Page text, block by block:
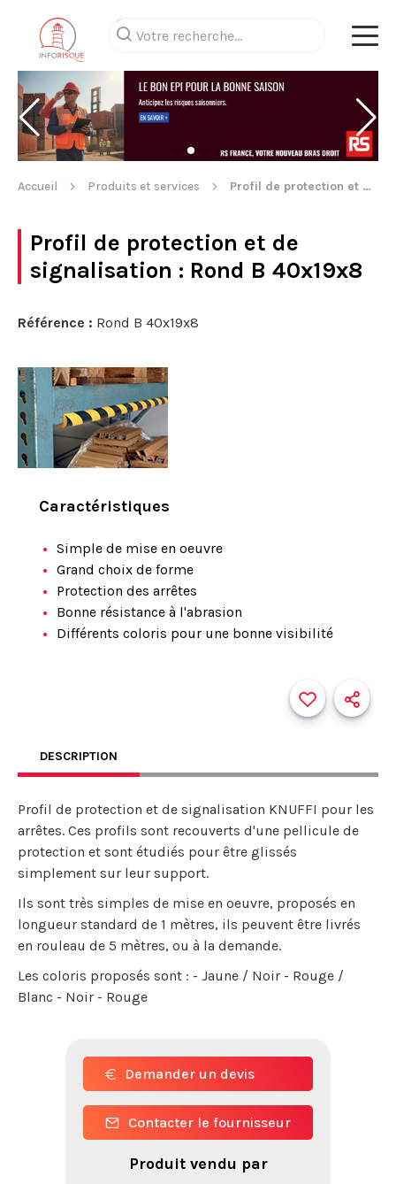
Accueil Produits et services Profil de protection et de signalisation
Profil de protection et de
signalisation : Rond B 40x19x8
Référence : Rond B 40x19x8
Caractéristiques
Simple de mise en oeuvre
Grand choix de forme
Protection des arrêtes
Bonne résistance à l'abrasion
Différents coloris pour une bonne visibilité
DESCRIPTION
Profil de protection et de signalisation KNUFFI pour les
arrêtes. Ces profils sont recouverts d'une pellicule de
protection et sont étudiés pour être glissés
simplement sur leur support.
Ils sont très simples de mise en oeuvre, proposés en
longueur standard de 1 mètres, ils peuvent être livrés
en rouleau de 5 mètres, ou à la demande.
Les coloris proposés sont : - Jaune / Noir - Rouge /
Blanc - Noir - Rouge
Demander un devis
Contacter le fournisseur
Produit vendu par